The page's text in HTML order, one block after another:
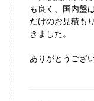
も良く、国内盤
だけのお見積も
きました。
ありがとうござ